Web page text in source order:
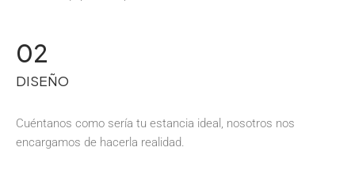
02
DISEÑO
Cuéntanos como sería tu estancia ideal, nosotros nos
encargamos de hacerla realidad.